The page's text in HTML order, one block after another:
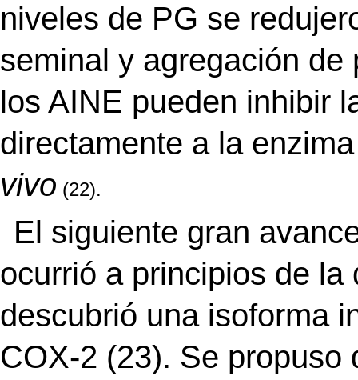
niveles de PG se
seminal y agregación
los AINE pueden inhibir
directamente a la
vivo (22).
El siguiente gran
ocurrió a principios de
descubrió una isoforma
COX-2 (23). Se propuso